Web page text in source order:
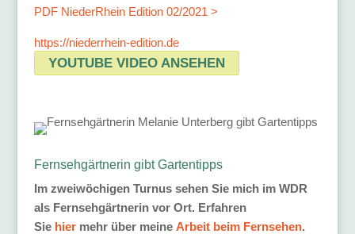
PDF NiederRhein Edition 02/2021 >
https://niederrhein-edition.de
YOUTUBE VIDEO ANSEHEN
Fernsehgärtnerin gibt Gartentipps
Im zweiwöchigen Turnus sehen Sie mich im WDR
als Fernsehgärtnerin vor Ort. Erfahren
Sie hier mehr über meine Arbeit beim Fernsehen.